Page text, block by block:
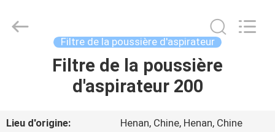
MAISON
Filtre de la poussière d'aspirateur
Filtre de la poussière
d'aspirateur 200
Lieu d'origine:
Henan, Chine, Henan, Chine